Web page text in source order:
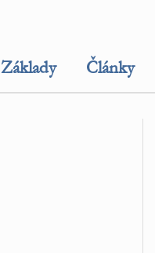
Základy Články